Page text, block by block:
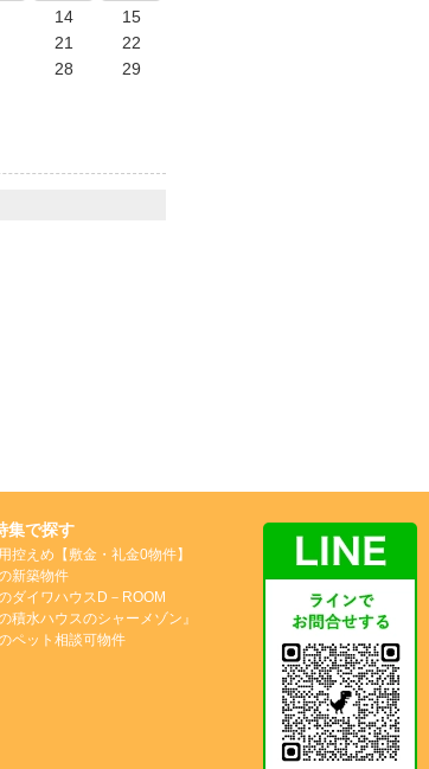
14
15
21
22
28
29
集で探す
控えめ【敷金・礼金0物件】
新築物件
ダイワハウスD－ROOM
積水ハウスのシャーメゾン』
ペット相談可物件